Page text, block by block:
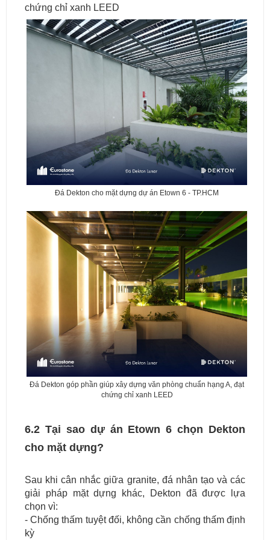
chứng chỉ xanh LEED
Đá Dekton cho mặt dựng dự án Etown 6 - TP.HCM
Đá Dekton góp phần giúp xây dựng văn phòng chuẩn hạng A, đạt
chứng chỉ xanh LEED
6.2 Tại sao dự án Etown 6 chọn Dekton
cho mặt dựng?
Sau khi cân nhắc giữa granite, đá nhân tạo và các
giải pháp mặt dựng khác, Dekton đã được lựa
chọn vì:
- Chống thấm tuyệt đối, không cần chống thấm định
kỳ